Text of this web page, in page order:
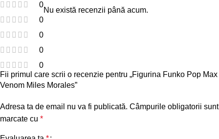
0
0
0
0
0
Nu există recenzii până acum.
Fii primul care scrii o recenzie pentru „Figurina Funko Pop Max
Venom Miles Morales”
Adresa ta de email nu va fi publicată. Câmpurile obligatorii sunt
marcate cu *